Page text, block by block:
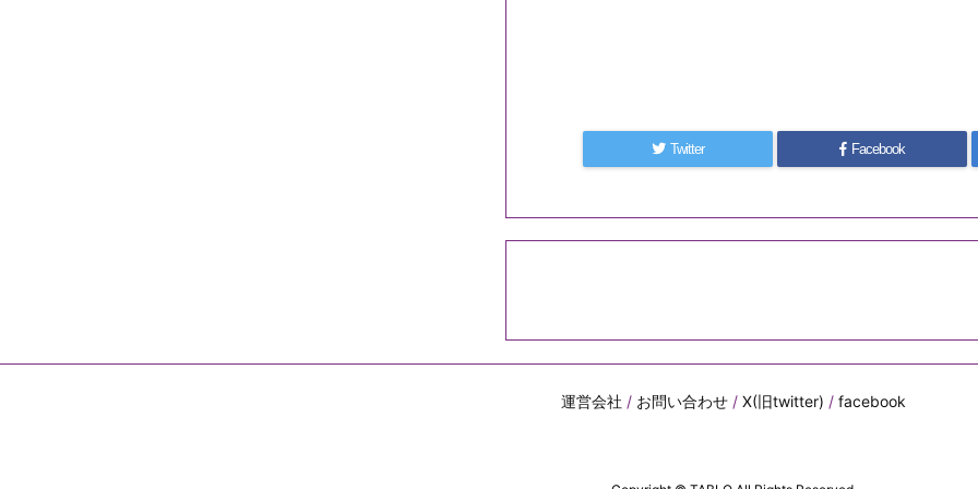
Twitter Facebook
運営会社 / お問い合わせ/ X(旧twitter) / facebook